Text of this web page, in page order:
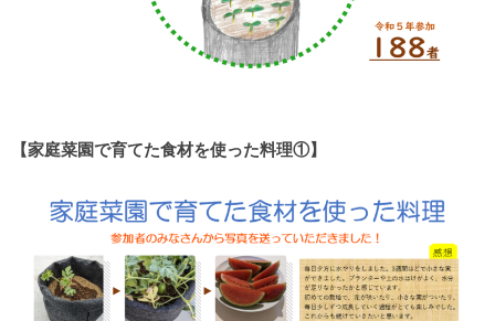
【家庭菜園で育てた食材を使った料理①】